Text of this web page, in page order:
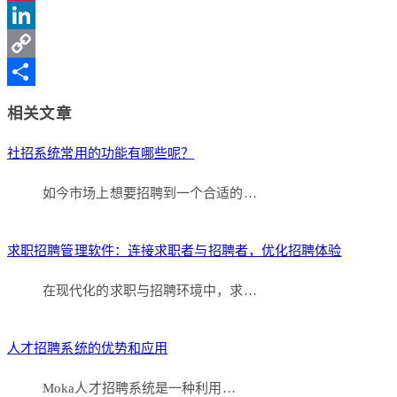
Sina
Weibo
LinkedIn
Copy
相关文章
社招系统常用的功能有哪些呢？
如今市场上想要招聘到一个合适的…
求职招聘管理软件：连接求职者与招聘者，优化招聘体验
在现代化的求职与招聘环境中，求…
人才招聘系统的优势和应用
Moka人才招聘系统是一种利用…